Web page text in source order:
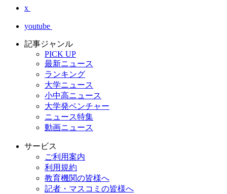
x
youtube
記事ジャンル
PICK UP
最新ニュース
ランキング
大学ニュース
小中高ニュース
大学発ベンチャー
ニュース特集
動画ニュース
サービス
ご利用案内
利用規約
教育機関の皆様へ
記者・マスコミの皆様へ